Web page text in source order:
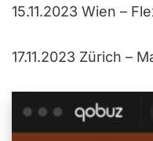
15.11.2023 Wien –
17.11.2023 Zürich –